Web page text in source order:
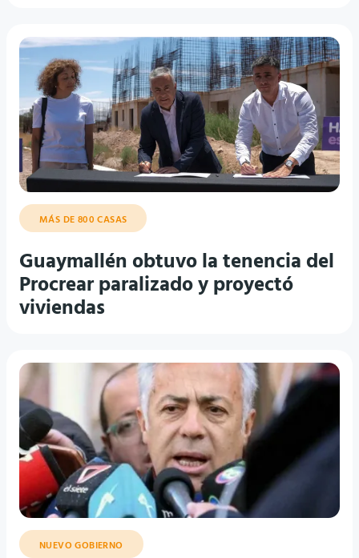
MÁS DE 800 CASAS
Guaymallén obtuvo la tenencia del
Procrear paralizado y proyectó
viviendas
NUEVO GOBIERNO